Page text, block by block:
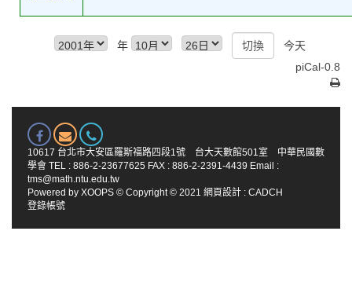
年
今天
piCal-0.8
10617 台北市大安區羅斯福路四段1號 台大天數館501室 中華民國數
學會 TEL : 886-2-23677625 FAX : 886-2-2391-4439 Email :
tms@math.ntu.edu.tw
Powered by XOOPS © Copyright © 2021 網頁設計 : CADCH
登錄帳號